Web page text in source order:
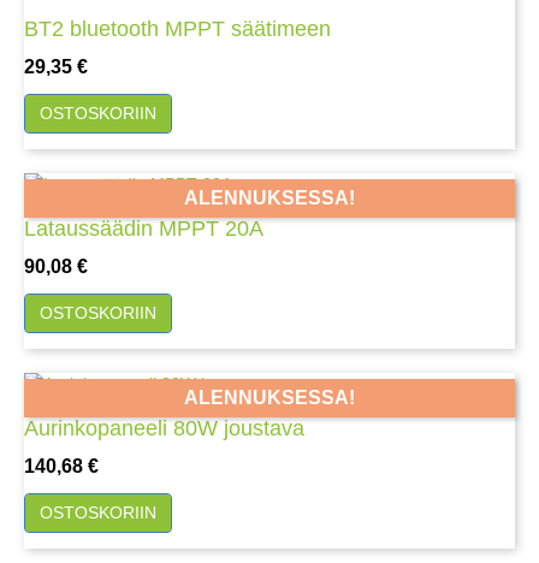
BT2 bluetooth MPPT säätimeen
Hinta
29,35 €
OSTOSKORIIN
Lataussäädin MPPT 20A
Hinta
90,08 €
ALENNUKSESSA!
OSTOSKORIIN
Aurinkopaneeli 80W joustava
Hinta
140,68 €
ALENNUKSESSA!
OSTOSKORIIN